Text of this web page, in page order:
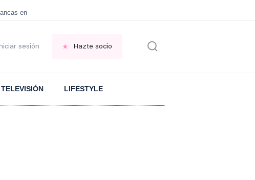
en las VENTANAS
sesión Hazte socio
TELEVISIÓN LIFESTYLE